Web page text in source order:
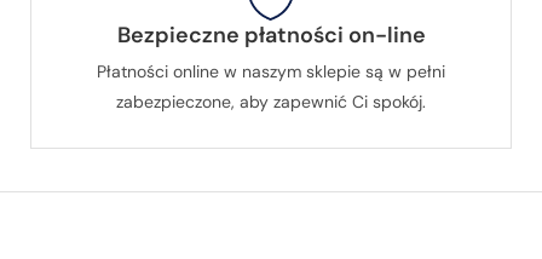
Bezpieczne płatności on-line
Płatności online w naszym sklepie są w pełni
zabezpieczone, aby zapewnić Ci spokój.